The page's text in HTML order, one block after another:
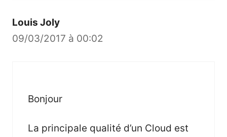
Louis Joly
09/03/2017 à 00:02
Bonjour
La principale qualité d’un Cloud est